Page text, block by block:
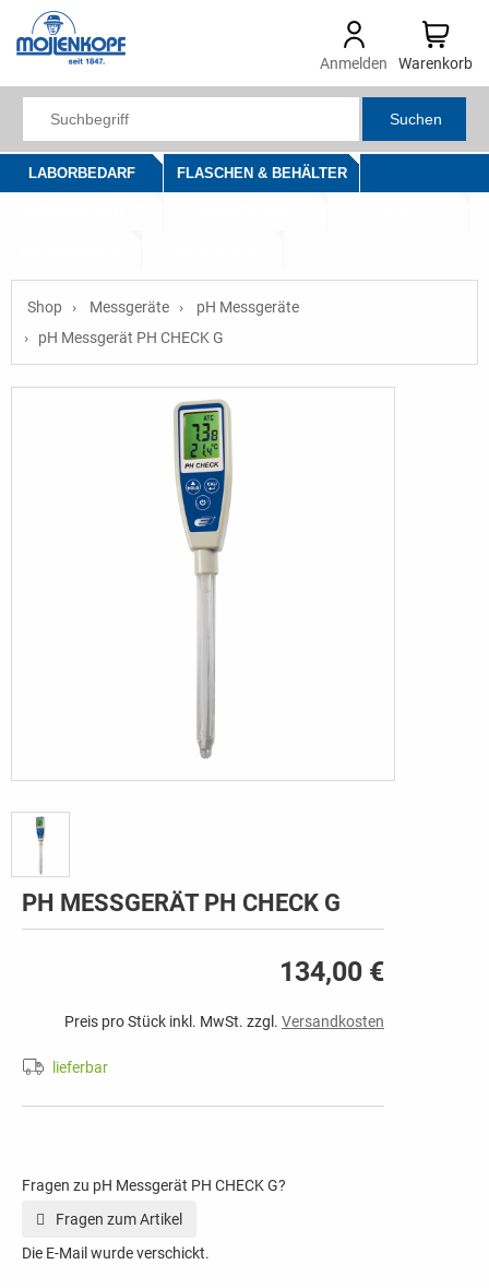
Anmelden Warenkorb
Suchen
LABORBEDARF FLASCHEN & BEHÄLTER
Shop Messgeräte
pH Messgeräte
pH Messgerät PH CHECK G
PH MESSGERÄT PH CHECK G
134,00 €
Preis pro Stück inkl. MwSt. zzgl. Versandkosten
lieferbar
Fragen zu pH Messgerät PH CHECK G?
Fragen zum Artikel
Die E-Mail wurde verschickt.